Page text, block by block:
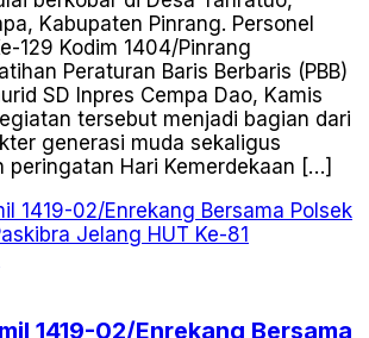
Kabupaten Pinrang. Personel
129 Kodim 1404/Pinrang
Peraturan Baris Berbaris (PBB)
SD Inpres Cempa Dao, Kamis
tersebut menjadi bagian dari
generasi muda sekaligus
peringatan Hari Kemerdekaan […]
1419-02/Enrekang Bersama